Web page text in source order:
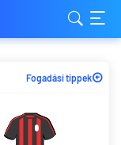
Fogadási tippek